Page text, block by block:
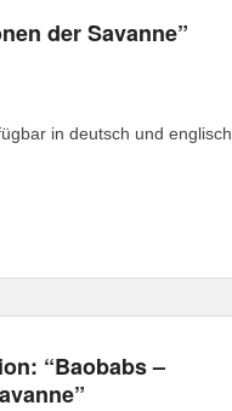
der Savanne”
in deutsch und englisch
“Baobabs –